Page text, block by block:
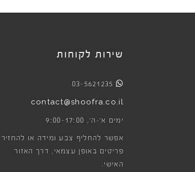
שירות לקוחות
03-5621235
contact@shoofra.co.il
ימים א׳-ה׳, 9:00-17:00
אפשר להחליף צבע ומידה או להחזיר
פריטים באופן עצמאי, דרך האזור
האישי.